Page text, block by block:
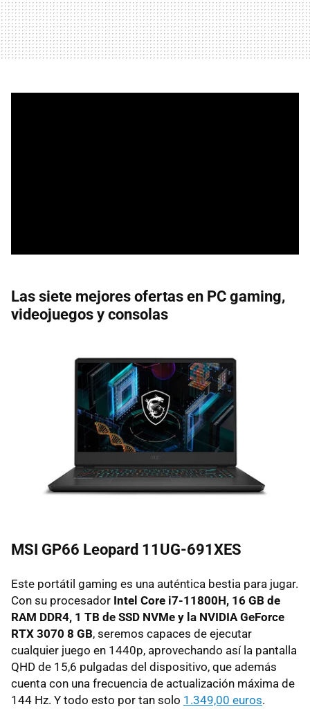
Las siete mejores ofertas en PC gaming,
videojuegos y consolas
MSI GP66 Leopard 11UG-691XES
Este portátil gaming es una auténtica bestia para jugar.
Con su procesador Intel Core i7-11800H, 16 GB de
RAM DDR4, 1 TB de SSD NVMe y la NVIDIA GeForce
RTX 3070 8 GB, seremos capaces de ejecutar
cualquier juego en 1440p, aprovechando así la pantalla
QHD de 15,6 pulgadas del dispositivo, que además
cuenta con una frecuencia de actualización máxima de
144 Hz. Y todo esto por tan solo 1.349,00 euros.